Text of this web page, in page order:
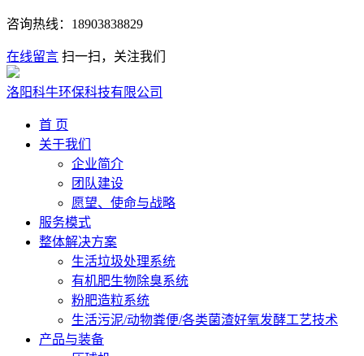
咨询热线： 18903838829
在线留言 扫一扫，关注我们
洛阳科牛环保科技有限公司
首 页
关于我们
企业简介
团队建设
愿望、使命与战略
服务模式
整体解决方案
生活垃圾处理系统
有机肥生物除臭系统
粉肥造粒系统
生活污泥/动物粪便/各类菌渣好氧发酵工艺技术
产品与装备